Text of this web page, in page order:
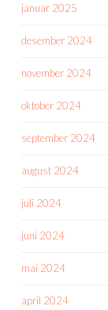
januar 2025
desember 2024
november 2024
oktober 2024
september 2024
august 2024
juli 2024
juni 2024
mai 2024
april 2024